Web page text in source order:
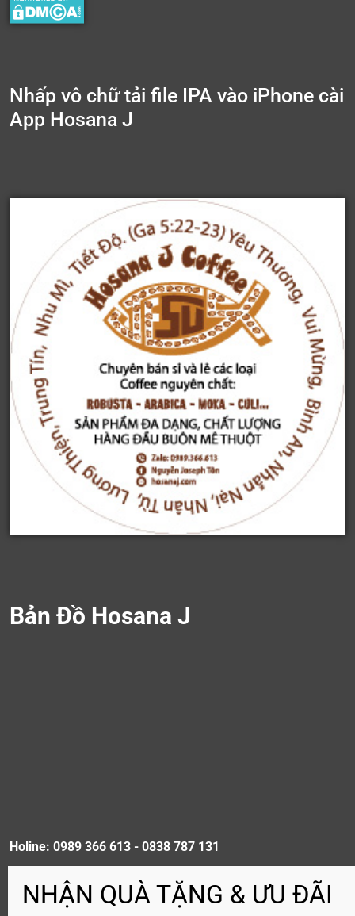
Nhấp vô chữ tải file IPA vào iPhone cài
App Hosana J
Bản Đồ Hosana J
Holine: 0989 366 613 - 0838 787 131